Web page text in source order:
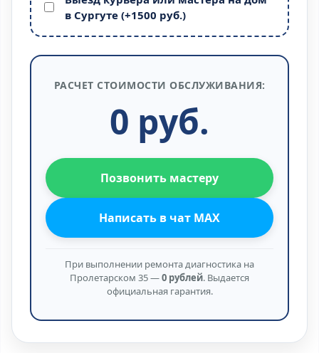
Miele Smeg
в Сургуте (+1500 руб.)
РАСЧЕТ СТОИМОСТИ ОБСЛУЖИВАНИЯ:
0 руб.
Позвонить мастеру
Написать в чат MAX
При выполнении ремонта диагностика на
Пролетарском 35 —0 рублей. Выдается
официальная гарантия.